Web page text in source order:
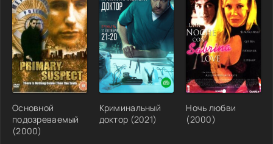
Основной
подозреваемый
(2000)
Криминальный
доктор (2021)
Ночь любви
(2000)